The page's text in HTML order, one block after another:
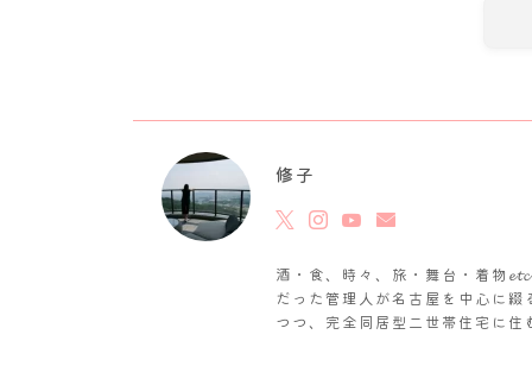
修子
酒・食、時々、旅・舞台・着物
だった管理人が名古屋を中心に
つつ、完全同居型二世帯住宅に